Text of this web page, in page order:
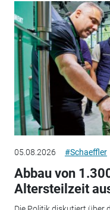
05.08.2026 #Schaeffler
Abbau von
Altersteilzeit